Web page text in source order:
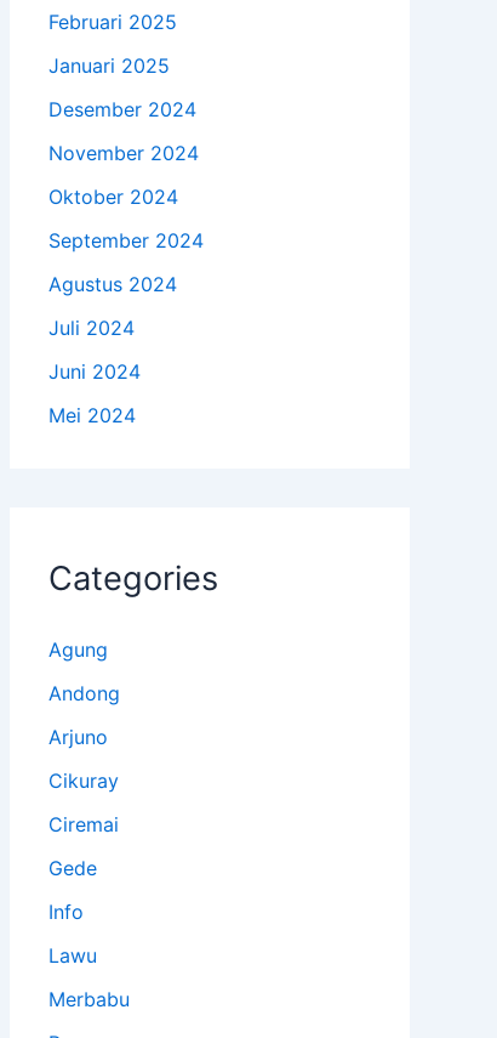
Februari 2025
Januari 2025
Desember 2024
November 2024
Oktober 2024
September 2024
Agustus 2024
Juli 2024
Juni 2024
Mei 2024
Categories
Agung
Andong
Arjuno
Cikuray
Ciremai
Gede
Info
Lawu
Merbabu